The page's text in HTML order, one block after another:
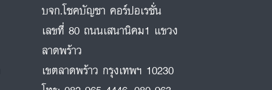
บจก.โชคบัญชา คอร์ปอเรชั่น
เลขที่ 80 ถนนเสนานิคม1 แขวง
ลาดพร้าว
เขตลาดพร้าว กรุงเทพฯ 10230